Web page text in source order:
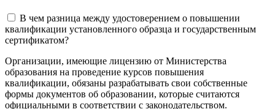
В чем разница между удостоверением о повышении
квалификации установленного образца и государственным
сертификатом?
Организации, имеющие лицензию от Министерства
образования на проведение курсов повышения
квалификации, обязаны разрабатывать свои собственные
формы документов об образовании, которые считаются
официальными в соответствии с законодательством.